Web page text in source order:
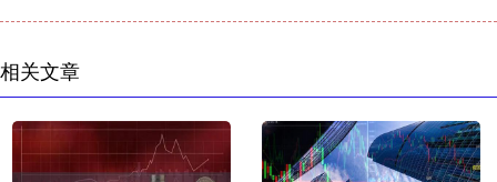
相关文章